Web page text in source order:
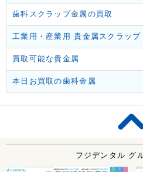
歯科スクラップ金属の買取
工業用・産業用 貴金属スクラップ
買取可能な貴金属
本日お買取の歯科金属
フジデンタル グ